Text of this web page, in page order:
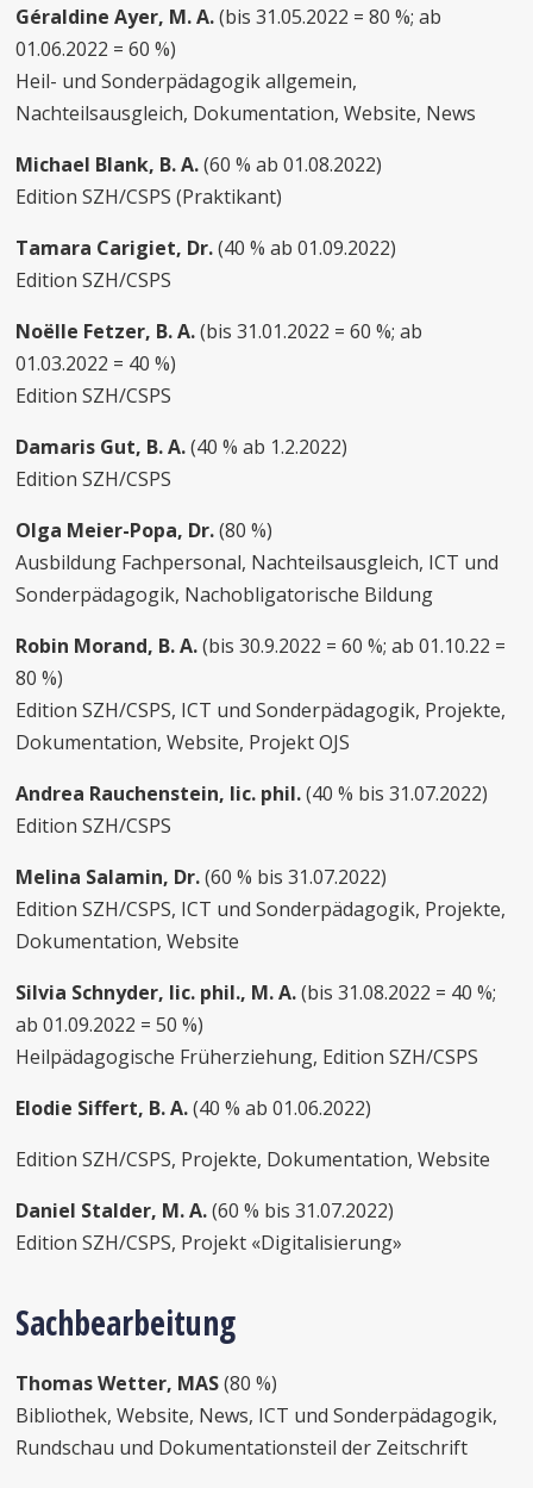
Géraldine Ayer, M. A.(bis 31.05.2022 = 80 %; ab
01.06.2022 = 60 %)
Heil- und Sonderpädagogik allgemein,
Nachteilsausgleich, Dokumentation, Website, News
Michael Blank, B. A.(60 % ab 01.08.2022)
Edition SZH/CSPS (Praktikant)
Tamara Carigiet, Dr.(40 % ab 01.09.2022)
Edition SZH/CSPS
Noëlle Fetzer, B. A.(bis 31.01.2022 = 60 %; ab
01.03.2022 = 40 %)
Edition SZH/CSPS
Damaris Gut, B. A.(40 % ab 1.2.2022)
Edition SZH/CSPS
Olga Meier-Popa, Dr.(80 %)
Ausbildung Fachpersonal, Nachteilsausgleich, ICT und
Sonderpädagogik, Nachobligatorische Bildung
Robin Morand, B. A.(bis 30.9.2022 = 60 %; ab 01.10.22 =
80 %)
Edition SZH/CSPS, ICT und Sonderpädagogik, Projekte,
Dokumentation, Website, Projekt OJS
Andrea Rauchenstein, lic. phil.(40 % bis 31.07.2022)
Edition SZH/CSPS
Melina Salamin, Dr.(60 % bis 31.07.2022)
Edition SZH/CSPS, ICT und Sonderpädagogik, Projekte,
Dokumentation, Website
Silvia Schnyder, lic. phil., M. A.(bis 31.08.2022 = 40 %;
ab 01.09.2022 = 50 %)
Heilpädagogische Früherziehung, Edition SZH/CSPS
Elodie Siffert, B. A.(40 % ab 01.06.2022)
Edition SZH/CSPS, Projekte, Dokumentation, Website
Daniel Stalder, M. A.(60 % bis 31.07.2022)
Edition SZH/CSPS, Projekt «Digitalisierung»
Sachbearbeitung
Thomas Wetter, MAS(80 %)
Bibliothek, Website, News, ICT und Sonderpädagogik,
Rundschau und Dokumentationsteil der Zeitschrift